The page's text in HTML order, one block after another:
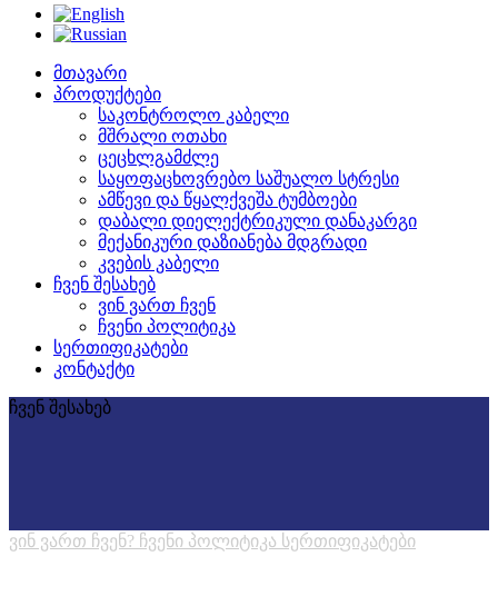
მთავარი
პროდუქტები
საკონტროლო კაბელი
მშრალი ოთახი
ცეცხლგამძლე
საყოფაცხოვრებო საშუალო სტრესი
ამწევი და წყალქვეშა ტუმბოები
დაბალი დიელექტრიკული დანაკარგი
მექანიკური დაზიანება მდგრადი
კვების კაბელი
ჩვენ შესახებ
ვინ ვართ ჩვენ
ჩვენი პოლიტიკა
სერთიფიკატები
კონტაქტი
ჩვენ შესახებ
ვინ ვართ ჩვენ? ჩვენი პოლიტიკა სერთიფიკატები